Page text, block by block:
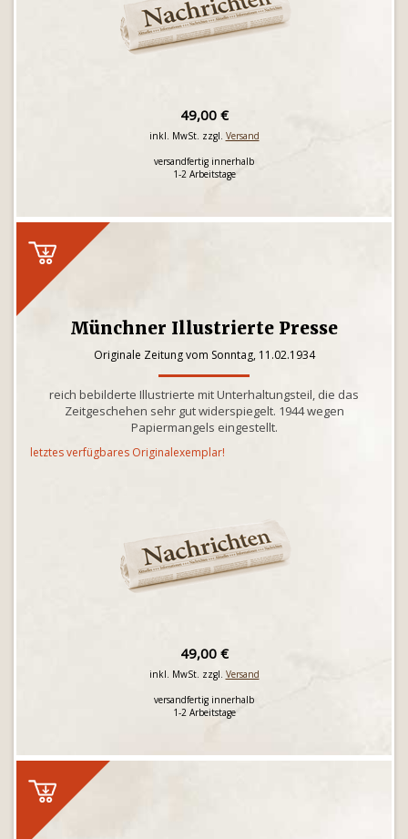
49,00 €
inkl. MwSt. zzgl. Versand
versandfertig innerhalb
1-2 Arbeitstage
Münchner Illustrierte Presse
Originale Zeitung vom Sonntag, 11.02.1934
reich bebilderte Illustrierte mit Unterhaltungsteil, die das
Zeitgeschehen sehr gut widerspiegelt. 1944 wegen
Papiermangels eingestellt.
letztes verfügbares Originalexemplar!
49,00 €
inkl. MwSt. zzgl. Versand
versandfertig innerhalb
1-2 Arbeitstage